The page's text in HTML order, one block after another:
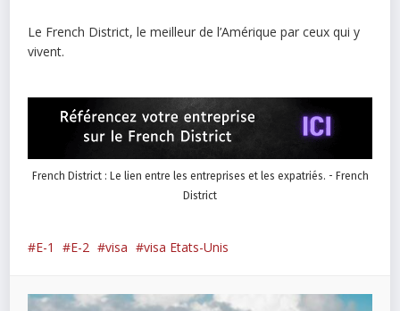
Le French District, le meilleur de l’Amérique par ceux qui y
vivent.
French District : Le lien entre les entreprises et les expatriés. - French
District
E-1 E-2 visa visa Etats-Unis